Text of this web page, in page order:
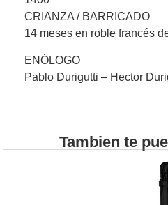
CRIANZA / BARRICADO
14 meses en roble francés
ENÓLOGO
Pablo Durigutti – Hector
Tambien te